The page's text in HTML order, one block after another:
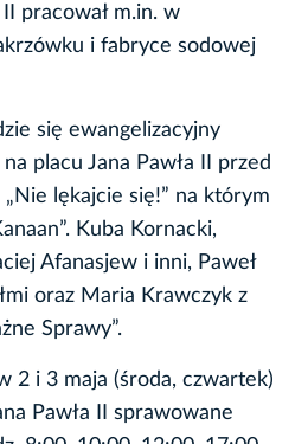
pracował m.in. w
i fabryce sodowej
się ewangelizacyjny
placu Jana Pawła II przed
lękajcie się!” na którym
Kuba Kornacki,
Afanasjew i inni, Paweł
oraz Maria Krawczyk z
Sprawy”.
2 i 3 maja (środa, czwartek)
Pawła II sprawowane